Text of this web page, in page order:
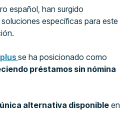
español, han surgido
específicas para este
se ha posicionado como
préstamos sin nómina
única alternativa disponible en